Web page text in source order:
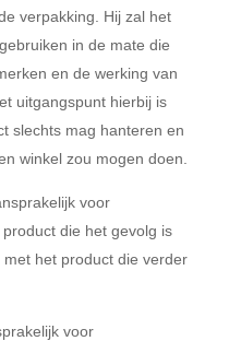
verpakking. Hij zal het
in de mate die
en de werking van
uitgangspunt hierbij is
slechts mag hanteren en
winkel zou mogen doen.
voor
die het gevolg is
het product die verder
voor